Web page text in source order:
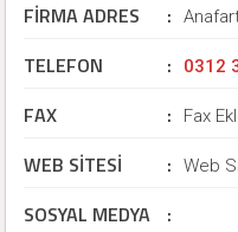
FİRMA ADRES :
TELEFON : 0312
FAX : Fax
WEB SİTESİ : Web
SOSYAL MEDYA :